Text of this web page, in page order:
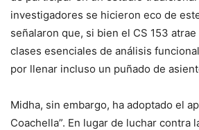
investigadores se hicieron eco de
señalaron que, si bien el CS 153
clases esenciales de análisis
por llenar incluso un puñado de
Midha, sin embargo, ha adoptado el
Coachella”. En lugar de luchar contra